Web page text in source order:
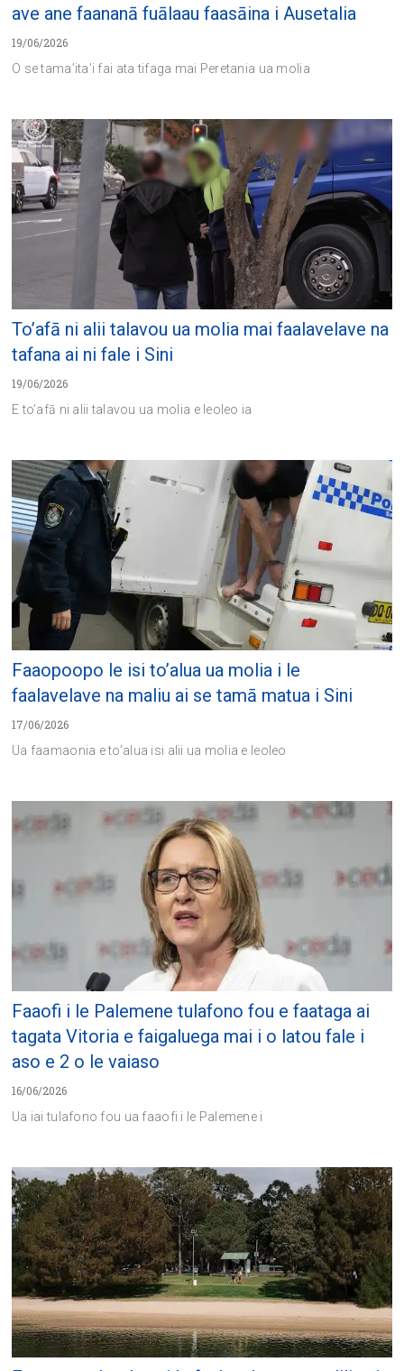
ave ane faananā fuālaau faasāina i Ausetalia
19/06/2026
O se tama’ita’i fai ata tifaga mai Peretania ua molia
To’afā ni alii talavou ua molia mai faalavelave na
tafana ai ni fale i Sini
19/06/2026
E to’afā ni alii talavou ua molia e leoleo ia
Faaopoopo le isi to’alua ua molia i le
faalavelave na maliu ai se tamā matua i Sini
17/06/2026
Ua faamaonia e to’alua isi alii ua molia e leoleo
Faaofi i le Palemene tulafono fou e faataga ai
tagata Vitoria e faigaluega mai i o latou fale i
aso e 2 o le vaiaso
16/06/2026
Ua iai tulafono fou ua faaofi i le Palemene i